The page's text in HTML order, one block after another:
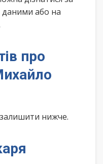
або на
про
нижче.